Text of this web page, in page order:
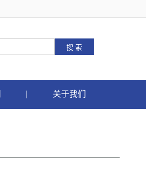
关于我们